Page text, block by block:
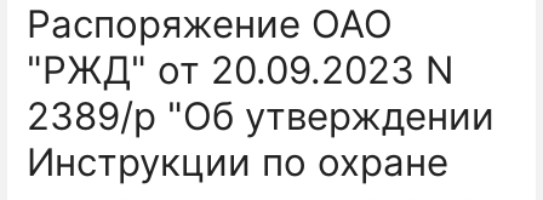
Распоряжение ОАО
"РЖД" от 20.09.2023 N
2389/р "Об утверждении
Инструкции по охране